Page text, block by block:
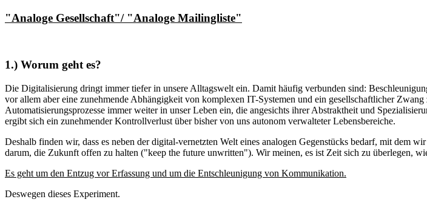
"Analoge Gesellschaft"/ "Analoge Mailingliste"
1.) Worum geht es?
Die Digitalisierung dringt immer tiefer in unsere Alltagswelt ein. Damit häufig verbunden sind:
vor allem aber eine zunehmende Abhängigkeit von komplexen IT-Systemen und ein gesellschaftlicher
Automatisierungsprozesse immer weiter in unser Leben ein, die angesichts ihrer Abstraktheit und
ergibt sich ein zunehmender Kontrollverlust über bisher von uns autonom verwalteter Lebensbereiche.
Deshalb finden wir, dass es neben der digital-vernetzten Welt eines analogen Gegenstücks bedarf, mit dem
darum, die Zukunft offen zu halten ("keep the future unwritten"). Wir meinen, es ist Zeit sich zu überlegen,
Es geht um den Entzug vor Erfassung und um die Entschleunigung von Kommunikation.
Deswegen dieses Experiment.